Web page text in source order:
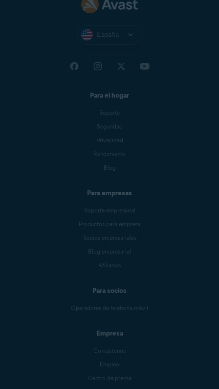
España
Para el hogar
Soporte
Seguridad
Privacidad
Rendimiento
Blog
Para empresas
Soporte empresarial
Productos para empresa
Socios empresariales
Blog empresarial
Afiliados
Para socios
Operadores de telefonía móvil
Empresa
Contáctenos
Empleo
Centro de prensa